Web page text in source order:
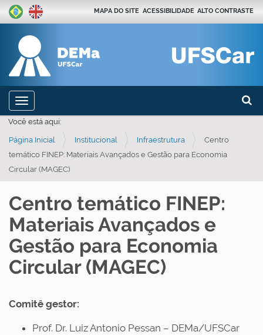
Busca
MAPA DO SITE ACESSIBILIDADE ALTO CONTRASTE
Toggle navigation
Você está aqui:
Página Inicial Institucional Infraestrutura
Centro
temático FINEP: Materiais Avançados e Gestão para Economia
Circular (MAGEC)
Centro temático FINEP:
Materiais Avançados e
Gestão para Economia
Circular (MAGEC)
Comitê gestor:
Prof. Dr. Luiz Antonio Pessan – DEMa/UFSCar